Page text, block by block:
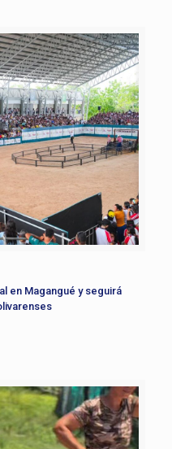
en Magangué y seguirá